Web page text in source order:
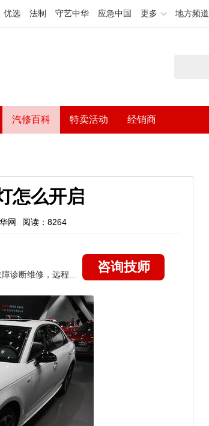
优选 法制 守艺中华 应急中国 更多 地方频道
汽修百科 特卖活动 经销商
怎么开启
网 阅读：8264
咨询技师